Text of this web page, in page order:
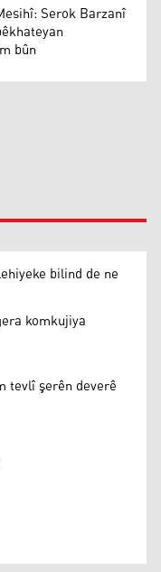
Serok Barzanî
bûn
bilind de ne
komkujiya
tevlî şerên deverê